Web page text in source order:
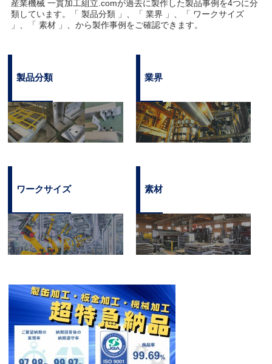
産業機械 一貫加工組立.comが過去に製作した製品事例を4つに分
類しています。「 製品分類 」、「 業界 」、「 ワークサイズ
」、「 素材 」、から製作事例をご確認できます。
製品分類 業界
ワークサイズ 素材